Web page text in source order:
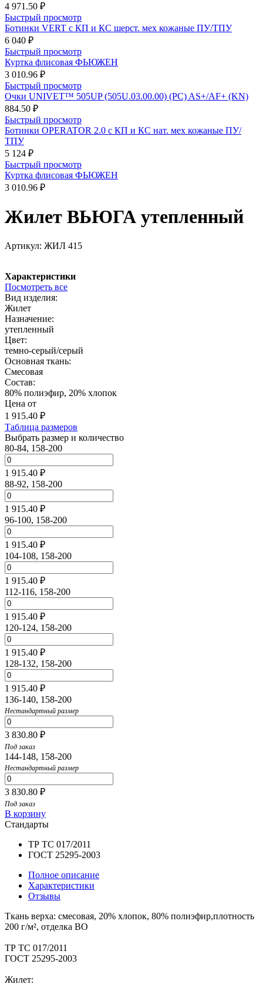
4 971.50 ₽
Быстрый просмотр
Ботинки VERT с КП и КС шерст. мех кожаные ПУ/ТПУ
6 040 ₽
Быстрый просмотр
Куртка флисовая ФЬЮЖЕН
3 010.96 ₽
Быстрый просмотр
Очки UNIVET™ 505UP (505U.03.00.00) (РС) AS+/AF+ (KN)
884.50 ₽
Быстрый просмотр
Ботинки OPERATOR 2.0 с КП и КС нат. мех кожаные ПУ/
ТПУ
5 124 ₽
Быстрый просмотр
Куртка флисовая ФЬЮЖЕН
3 010.96 ₽
Жилет ВЬЮГА утепленный
Артикул: ЖИЛ 415
Характеристики
Посмотреть все
Вид изделия:
Жилет
Назначение:
утепленный
Цвет:
темно-серый/серый
Основная ткань:
Смесовая
Состав:
80% полиэфир, 20% хлопок
Цена от
1 915.40 ₽
Таблица размеров
Выбрать размер и количество
80-84, 158-200
1 915.40 ₽
88-92, 158-200
1 915.40 ₽
96-100, 158-200
1 915.40 ₽
104-108, 158-200
1 915.40 ₽
112-116, 158-200
1 915.40 ₽
120-124, 158-200
1 915.40 ₽
128-132, 158-200
1 915.40 ₽
136-140, 158-200
Нестандартный размер
3 830.80 ₽
Под заказ
144-148, 158-200
Нестандартный размер
3 830.80 ₽
Под заказ
В корзину
Стандарты
ТР ТС 017/2011
ГОСТ 25295-2003
Полное описание
Характеристики
Отзывы
Ткань верха: смесовая, 20% хлопок, 80% полиэфир,плотность
200 г/м², отделка ВО
ТР ТС 017/2011
ГОСТ 25295-2003
Жилет: